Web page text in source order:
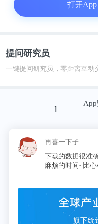
盒饭财经发现，即便
博物馆第三次联名的
台上的价格也已经到
炒到了1.21万元。
打开
提问研究员
一键提问研究员，零距离互动
1
据很准确，为写f分析报告找
哈哈哈。，